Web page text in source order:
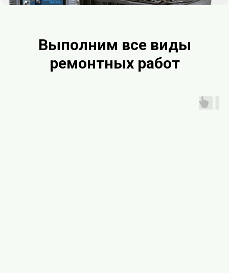
Выполним все виды
ремонтных работ